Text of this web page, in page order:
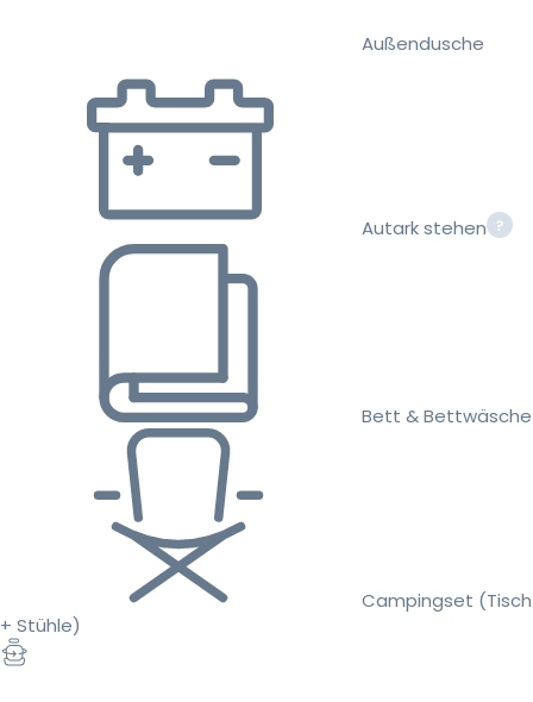
Außendusche
Autark stehen
Bett & Bettwäsche
Campingset (Tisch
+ Stühle)